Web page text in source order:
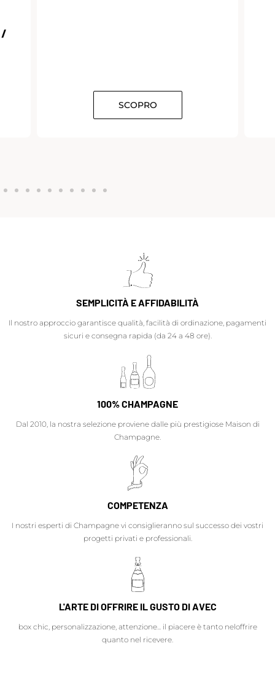
/
SCOPRO
SEMPLICITÀ E AFFIDABILITÀ
Il nostro approccio garantisce qualità, facilità di ordinazione, pagamenti
sicuri e consegna rapida (da 24 a 48 ore).
100% CHAMPAGNE
Dal 2010, la nostra selezione proviene dalle più prestigiose Maison di
Champagne.
COMPETENZA
I nostri esperti di Champagne vi consiglieranno sul successo dei vostri
progetti privati e professionali.
L'ARTE DI OFFRIRE IL GUSTO DI AVEC
box chic, personalizzazione, attenzione... il piacere è tanto neloffrire
quanto nel ricevere.